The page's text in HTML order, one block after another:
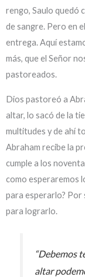
rengo, Saulo quedó
de sangre. Pero en
entrega. Aquí
más, que el Señor
pastoreados.
Dios pastoreó a
altar, lo sacó de la
multitudes y de ahí
Abraham recibe la
cumple a los
como esperaremos
para esperarlo? Por
para lograrlo.
“Debemos
altar